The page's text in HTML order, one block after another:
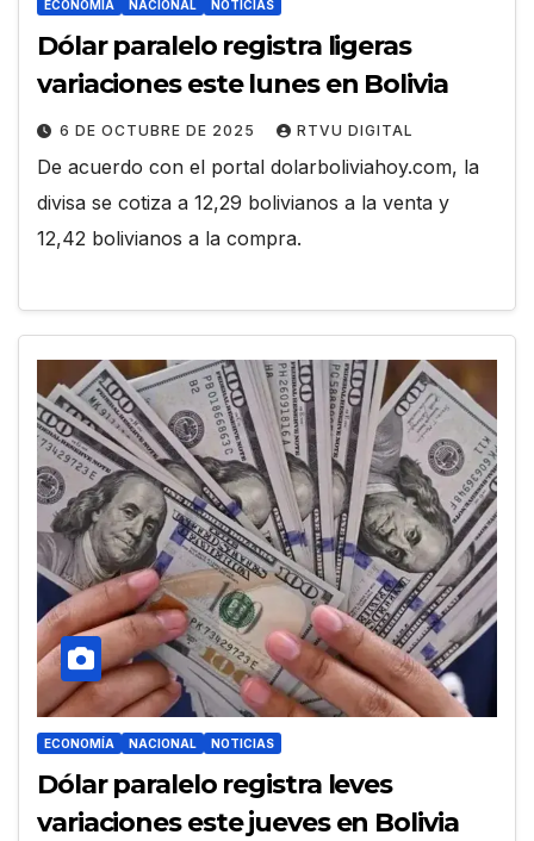
ECONOMÍA NACIONAL NOTICIAS
Dólar paralelo registra ligeras
variaciones este lunes en Bolivia
6 DE OCTUBRE DE 2025 RTVU DIGITAL
De acuerdo con el portal dolarboliviahoy.com, la
divisa se cotiza a 12,29 bolivianos a la venta y
12,42 bolivianos a la compra.
ECONOMÍA NACIONAL NOTICIAS
Dólar paralelo registra leves
variaciones este jueves en Bolivia